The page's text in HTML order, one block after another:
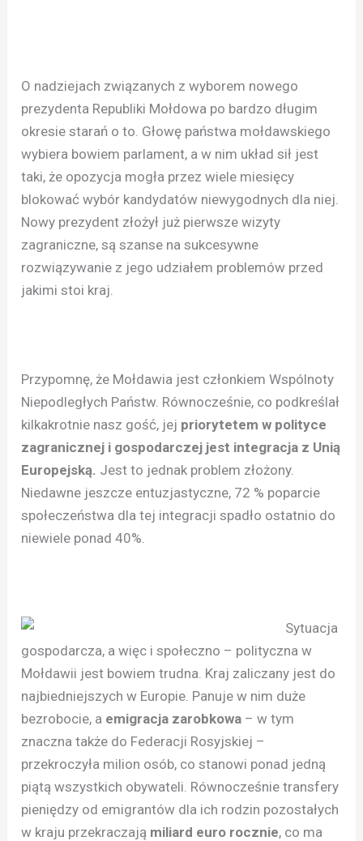
O nadziejach związanych z wyborem nowego
prezydenta Republiki Mołdowa po bardzo długim
okresie starań o to. Głowę państwa mołdawskiego
wybiera bowiem parlament, a w nim układ sił jest
taki, że opozycja mogła przez wiele miesięcy
blokować wybór kandydatów niewygodnych dla niej.
Nowy prezydent złożył już pierwsze wizyty
zagraniczne, są szanse na sukcesywne
rozwiązywanie z jego udziałem problemów przed
jakimi stoi kraj.
Przypomnę, że Mołdawia jest członkiem Wspólnoty
Niepodległych Państw. Równocześnie, co podkreślał
kilkakrotnie nasz gość, jej priorytetem w polityce
zagranicznej i gospodarczej jest integracja z Unią
Europejską. Jest to jednak problem złożony.
Niedawne jeszcze entuzjastyczne, 72 % poparcie
społeczeństwa dla tej integracji spadło ostatnio do
niewiele ponad 40%.
Sytuacja
gospodarcza, a więc i społeczno – polityczna w
Mołdawii jest bowiem trudna. Kraj zaliczany jest do
najbiedniejszych w Europie. Panuje w nim duże
bezrobocie, a emigracja zarobkowa – w tym
znaczna także do Federacji Rosyjskiej –
przekroczyła milion osób, co stanowi ponad jedną
piątą wszystkich obywateli. Równocześnie transfery
pieniędzy od emigrantów dla ich rodzin pozostałych
w kraju przekraczają miliard euro rocznie, co ma